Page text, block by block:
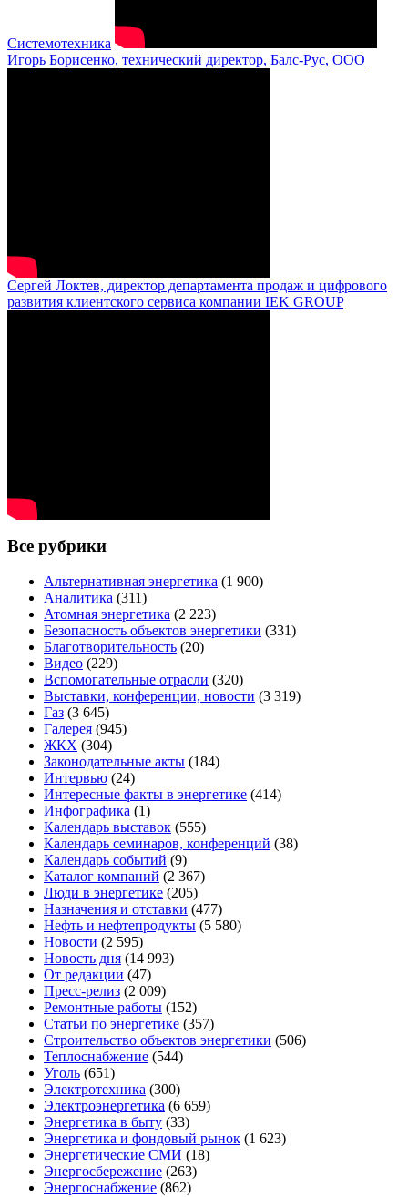
Системотехника
Игорь Борисенко, технический директор, Балс-Рус, ООО
Сергей Локтев, директор департамента продаж и цифрового
развития клиентского сервиса компании IEK GROUP
Все рубрики
Альтернативная энергетика (1 900)
Аналитика (311)
Атомная энергетика (2 223)
Безопасность объектов энергетики (331)
Благотворительность (20)
Видео (229)
Вспомогательные отрасли (320)
Выставки, конференции, новости (3 319)
Газ (3 645)
Галерея (945)
ЖКХ (304)
Законодательные акты (184)
Интервью (24)
Интересные факты в энергетике (414)
Инфографика (1)
Календарь выставок (555)
Календарь семинаров, конференций (38)
Календарь событий (9)
Каталог компаний (2 367)
Люди в энергетике (205)
Назначения и отставки (477)
Нефть и нефтепродукты (5 580)
Новости (2 595)
Новость дня (14 993)
От редакции (47)
Пресс-релиз (2 009)
Ремонтные работы (152)
Статьи по энергетике (357)
Строительство объектов энергетики (506)
Теплоснабжение (544)
Уголь (651)
Электротехника (300)
Электроэнергетика (6 659)
Энергетика в быту (33)
Энергетика и фондовый рынок (1 623)
Энергетические СМИ (18)
Энергосбережение (263)
Энергоснабжение (862)